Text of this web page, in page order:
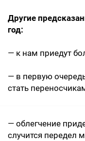
Другие
год:
— к нам приедут
— в первую
стать
— облегчение
случится передел